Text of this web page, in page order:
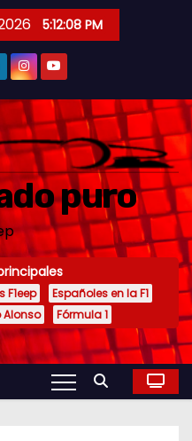
5:12:10 PM
puro
F1eep
Españoles en la F1
Alonso Fórmula 1